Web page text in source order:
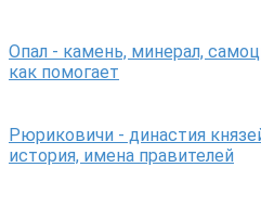
Опал - камень, минерал,
как помогает
Рюриковичи - династия
история, имена правителей